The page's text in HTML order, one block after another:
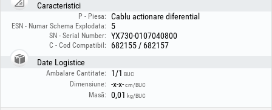
Caracteristici
P - Piesa: Cablu actionare diferential
ESN - Numar Schema Explodata: 5
SN - Serial Number: YX730-0107040800
C - Cod Compatibil:
682155 / 682157
Date Logistice
Ambalare Cantitate: 1/1 BUC
Dimensiune: -x-x-cm/BUC
Masă: 0,01 kg/BUC